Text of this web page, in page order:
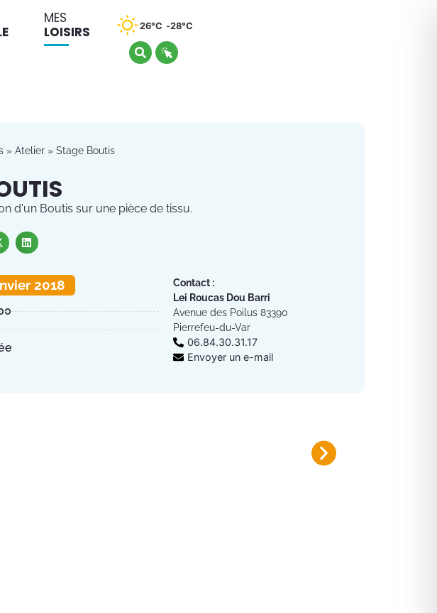
MES
LOISIRS
26°C 28°C
» Atelier » Stage Boutis
d'un Boutis sur une pièce de tissu.
2018
Contact :
Lei Roucas Dou Barri
Avenue des Poilus 83390
Pierrefeu-du-Var
06.84.30.31.17
Envoyer un e-mail
Plan canicule 2026
Inscrivez-vous sur le registre